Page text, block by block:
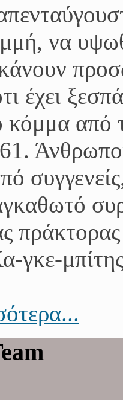
να
έχει
κόμμα από
γκε-